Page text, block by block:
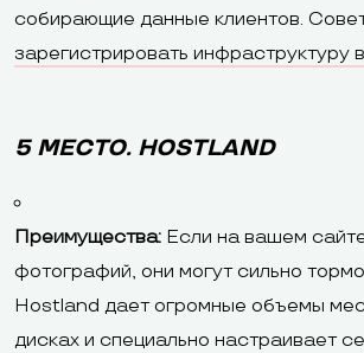
собирающие данные клиентов.
зарегистрировать инфраструктуру
5 МЕСТО. HOSTLAND
Преимущества: Если на вашем
фотографий, они могут сильно
Hostland дает огромные объемы
дисках и специально настраивает